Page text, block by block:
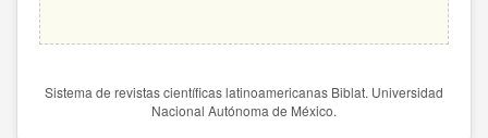
Sistema de revistas científicas latinoamericanas Biblat. Universidad
Nacional Autónoma de México.